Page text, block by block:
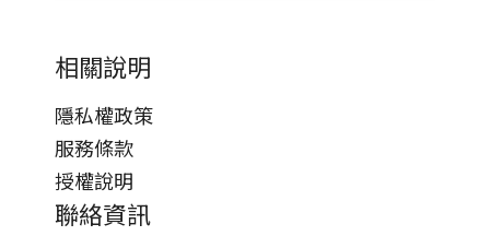
相關說明
隱私權政策
服務條款
授權說明
聯絡資訊